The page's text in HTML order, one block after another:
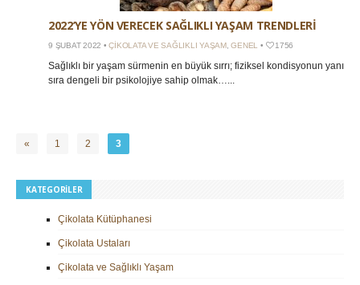
2022’YE YÖN VERECEK SAĞLIKLI YAŞAM TRENDLERI
9 ŞUBAT 2022 •ÇIKOLATA VE SAĞLIKLI YAŞAM,GENEL • 1756
Sağlıklı bir yaşam sürmenin en büyük sırrı; fiziksel kondisyonun yanı
sıra dengeli bir psikolojiye sahip olmak…...
« 1 2 3
KATEGORILER
Çikolata Kütüphanesi
Çikolata Ustaları
Çikolata ve Sağlıklı Yaşam